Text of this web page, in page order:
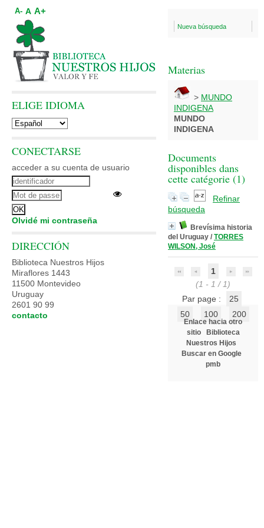
Nueva búsqueda
Materias
> MUNDO
INDIGENA
MUNDO
INDIGENA
Documents
disponibles dans
cette catégorie (1)
Refinar
búsqueda
Brevísima historia
del Uruguay / TORRES
WILSON, José
1
(1 - 1 / 1)
Par page :
25
50
100 200
Enlace hacia otro
sitio
Biblioteca
Nuestros Hijos
Buscar en Google
pmb
A- A A+
ELIGE IDIOMA
CONECTARSE
acceder a su cuenta de usuario
Olvidé mi contraseña
DIRECCIÓN
Biblioteca Nuestros Hijos
Miraflores 1443
11500 Montevideo
Uruguay
2601 90 99
contacto